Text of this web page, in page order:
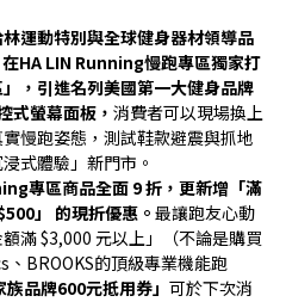
林運動特別與全球健身器材領導品
HA LIN Running慢跑專區獨家打
，引進名列美國第一大健身品牌
式螢幕面板， 消費者可以現場換上
慢跑姿態，測試鞋款避震與抓地
式體驗」新門市。
專區商品全面 9 折，更新增「滿
」 的現折優惠。 最讓跑友心動
滿 $3,000 元以上」（不論是購買
、BROOKS的頂級專業機能跑
品牌600元抵用券」 可於下次消